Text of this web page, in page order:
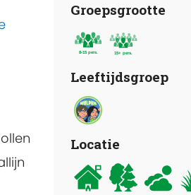
Groepsgrootte
Leeftijdsgroep
Locatie